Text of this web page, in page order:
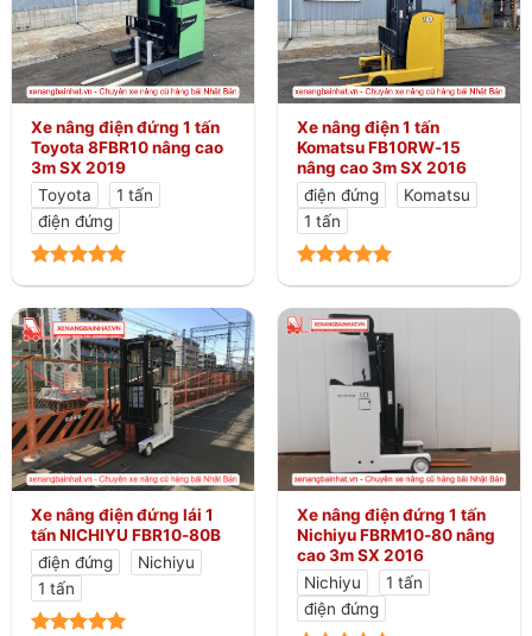
Xe nâng điện đứng 1 tấn
Toyota 8FBR10 nâng cao
3m SX 2019
Toyota
1 tấn
điện đứng
Xe nâng điện 1 tấn
Komatsu FB10RW-15
nâng cao 3m SX 2016
điện đứng
Komatsu
1 tấn
Xe nâng điện đứng lái 1
tấn NICHIYU FBR10-80B
điện đứng
Nichiyu
1 tấn
Xe nâng điện đứng 1 tấn
Nichiyu FBRM10-80 nâng
cao 3m SX 2016
Nichiyu
1 tấn
điện đứng